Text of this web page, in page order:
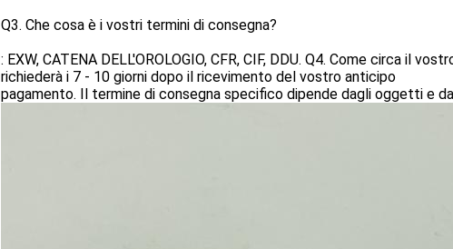
Q3. Che cosa è i vostri termini di consegna?
: EXW, CATENA DELL'OROLOGIO, CFR, CIF, DDU. Q4. Come circa il
richiederà i 7 - 10 giorni dopo il ricevimento del vostro anticipo
pagamento. Il termine di consegna specifico dipende dagli oggetti e